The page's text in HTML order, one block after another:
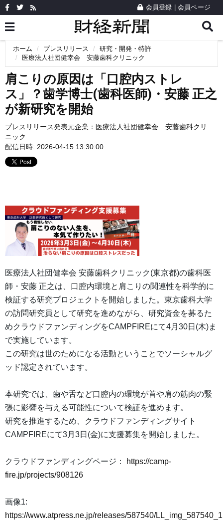
会員登録 会員ページ
ホーム プレスリリース
研究・開発・特許
医療法人社団健幸会 安藤歯科クリニック
肩こりの原因は「口腔内ストレ
ス」？歯学博士(歯科医師)・安藤 正之
が新研究を開始
プレスリリース発表元企業： 医療法人社団健幸会 安藤歯科クリ
ニック
配信日時: 2026-04-15 13:30:00
医療法人社団健幸会 安藤歯科クリニック(東京都)の歯科医
師・安藤 正之は、口腔内環境と肩こりの関連性を科学的に
検証する研究プロジェクトを開始しました。東京歯科大学
の訪問研究員として研究を進めながら、研究資金を募るた
めクラウドファンディングをCAMPFIREにて4月30日(木)ま
で実施しています。
この研究は世のためになる活動ということでソーシャルグ
ッド認定されています。
本研究では、歯や舌など口腔内の環境が首や肩の筋肉の緊
張に影響を与える可能性について検証を進めます。
研究を推進するため、クラウドファンディングサイト
CAMPFIREにて3月3日(金)に支援募集を開始しました。
クラウドファンディングページ：
https://camp-
fire.jp/projects/908126
画像1:
https://www.atpress.ne.jp/releases/587540/